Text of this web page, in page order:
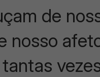
de
nosso